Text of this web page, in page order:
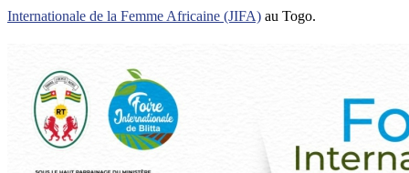
Internationale de la Femme Africaine (JIFA) au Togo.